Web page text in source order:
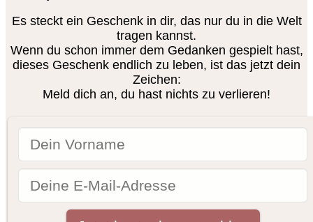
Es steckt ein Geschenk in dir, das nur du in die Welt
tragen kannst.
Wenn du schon immer dem Gedanken gespielt hast,
dieses Geschenk endlich zu leben, ist das jetzt dein
Zeichen:
Meld dich an, du hast nichts zu verlieren!